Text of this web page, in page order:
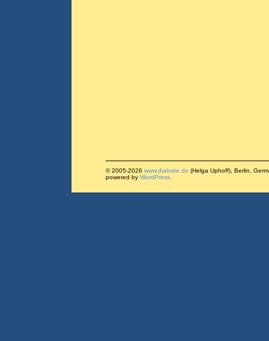
© 2005-2026 www.diabsite.de (Helga Uphoff), Berlin,
powered by WordPress.